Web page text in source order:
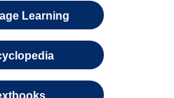
Learning